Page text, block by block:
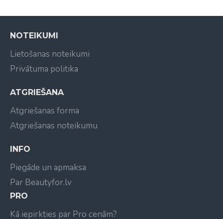
Hydration Interlink
Mitrums un izturība - šī ir unikāla koncepcija kas
iekšējā struktūrā.
Tikai pieci produkti CHI Infra sistēmā, ir viegli
klienta
Momentāls rezultāts
NOTEIKUMI
Lietošanas noteikumi
Privātuma politika
ATGRIEŠANA
Atgriešanas forma
Atgriešanas noteikumu
INFO
Piegāde un apmaksa
Par Beautyfor.lv
PRO
Kā iepirkties par Pro cenām?